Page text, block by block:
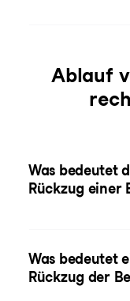
Ablauf
Was bedeutet
Rückzug einer
Was bedeutet
Rückzug der